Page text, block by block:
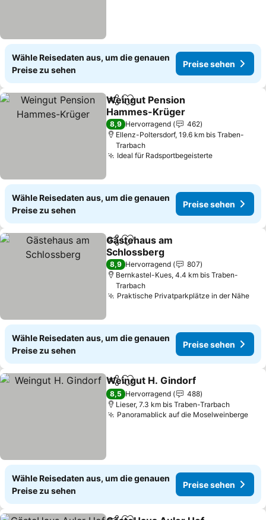
Wähle Reisedaten aus, um die genauen
Preise zu sehen
Preise sehen
TeilenZu Favoriten hinzufügen
Weingut Pension
Hammes-Krüger
8,9 Hervorragend
462
Ellenz-Poltersdorf, 19.6 km bis Traben-
Trarbach
Ideal für Radsportbegeisterte
Wähle Reisedaten aus, um die genauen
Preise zu sehen
Preise sehen
TeilenZu Favoriten hinzufügen
Gästehaus am
Schlossberg
8,9 Hervorragend
807
Bernkastel-Kues, 4.4 km bis Traben-
Trarbach
Praktische Privatparkplätze in der Nähe
Wähle Reisedaten aus, um die genauen
Preise zu sehen
Preise sehen
TeilenZu Favoriten hinzufügen
Weingut H. Gindorf
8,5 Hervorragend
488
Lieser, 7.3 km bis Traben-Trarbach
Panoramablick auf die Moselweinberge
Wähle Reisedaten aus, um die genauen
Preise zu sehen
Preise sehen